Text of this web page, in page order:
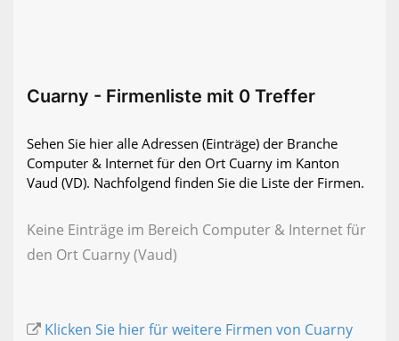
Cuarny - Firmenliste mit 0 Treffer
Sehen Sie hier alle Adressen (Einträge) der Branche
Computer & Internet für den Ort Cuarny im Kanton
Vaud (VD). Nachfolgend finden Sie die Liste der Firmen.
Keine Einträge im Bereich Computer & Internet für
den Ort Cuarny (Vaud)
Klicken Sie hier für weitere Firmen von Cuarny